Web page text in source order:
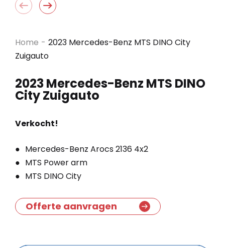
Home - 2023 Mercedes-Benz MTS DINO City
Zuigauto
2023 Mercedes-Benz MTS DINO
City Zuigauto
Verkocht!
Mercedes-Benz Arocs 2136 4x2
MTS Power arm
MTS DINO City
Offerte aanvragen